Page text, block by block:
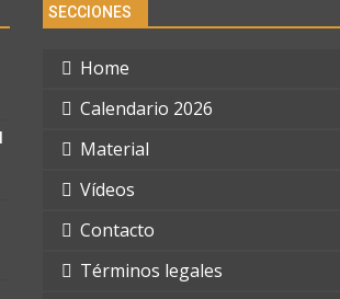
SECCIONES
Home
Calendario 2026
Material
Vídeos
Contacto
Términos legales